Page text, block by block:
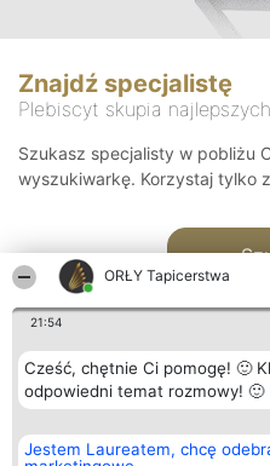
ORŁY Tapicerstwa
21:54
Cześć, chętnie Ci pomogę! 🙂
odpowiedni temat rozmowy! 🙂
Jestem Laureatem, chcę
Znajdź specjalistę
Plebiscyt skupia
Szukasz specjalisty w pobliżu
wyszukiwarkę. Korzystaj tylko
Organizator plebiscytu
Bright Side Solutions sp. z o.